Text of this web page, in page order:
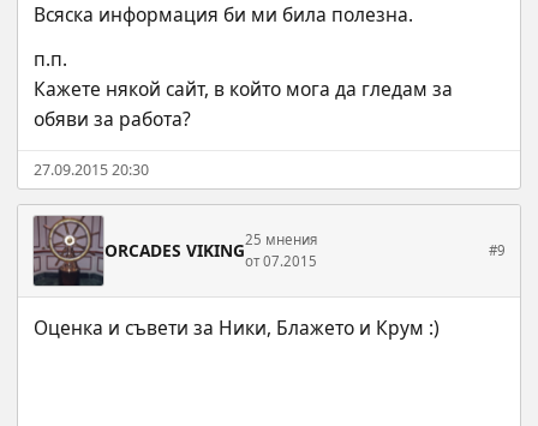
Всяска информация би ми била полезна.
п.п.
Кажете някой сайт, в който мога да гледам за
обяви за работа?
27.09.2015 20:30
ORCADES VIKING25 мнения
от 07.2015
#9